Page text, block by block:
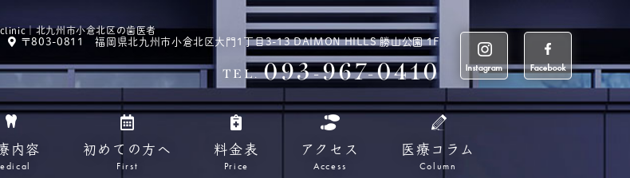
｜北九州市小倉北区の歯医者
〒803-0811 福岡県北九州市小倉北区大門1丁目3-13 DAIMON HILLS 勝山公園 1F
TEL. 093-967-0410
内容 初めての方へ
First
料金表
Price
アクセス
Access
医療コラム
Column